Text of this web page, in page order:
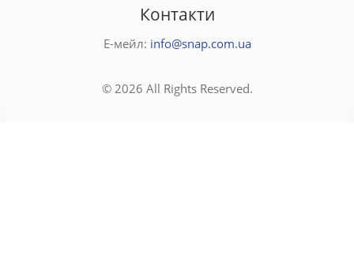
Контакти
Е-мейл: info@snap.com.ua
© 2026 All Rights Reserved.